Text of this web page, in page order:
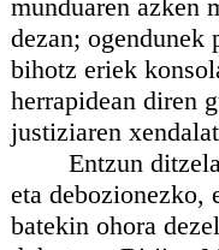
munduaren azken
dezan; ogendunek
bihotz eriek
herrapidean diren
justiziaren
Entzun ditzela
eta debozionezko,
batekin ohora